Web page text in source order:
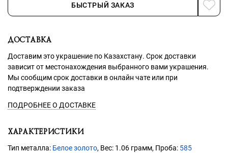
БЫСТРЫЙ ЗАКАЗ
ДОСТАВКА
Доставим это украшение по Казахстану. Срок доставки
зависит от местонахождения выбранного вами украшения.
Мы сообщим срок доставки в онлайн чате или при
подтверждении заказа
ПОДРОБНЕЕ О ДОСТАВКЕ
ХАРАКТЕРИСТИКИ
Тип металла: Белое золото, Вес: 1.06 грамм, Проба: 585